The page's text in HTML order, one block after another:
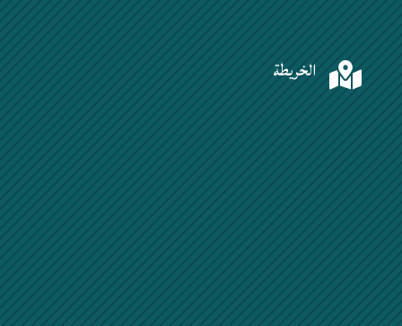
 الخريطة